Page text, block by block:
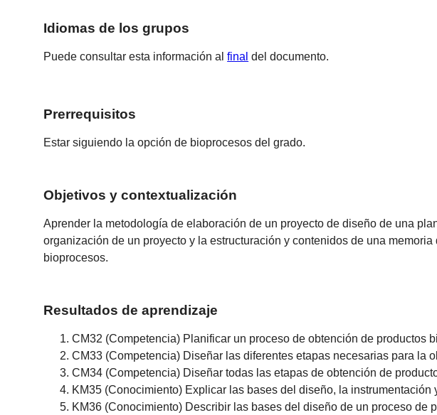
Idiomas de los grupos
Puede consultar esta información alfinal del documento.
Prerrequisitos
Estar siguiendo la opción de bioprocesos del grado.
Objetivos y contextualización
Aprender la metodología de elaboración de un proyecto de diseño de una
organización de un proyecto y la estructuración y contenidos de una
bioprocesos.
Resultados de aprendizaje
CM32 (Competencia) Planificar un proceso de obtención de productos
CM33 (Competencia) Diseñar las diferentes etapas necesarias para la
CM34 (Competencia) Diseñar todas las etapas de obtención de
KM35 (Conocimiento) Explicar las bases del diseño, la
KM36 (Conocimiento) Describir las bases del diseño de un proceso